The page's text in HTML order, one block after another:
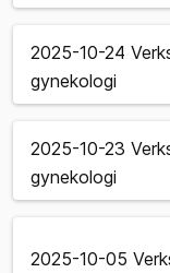
2025-10-24
gynekologi
2025-10-23
gynekologi
2025-10-05